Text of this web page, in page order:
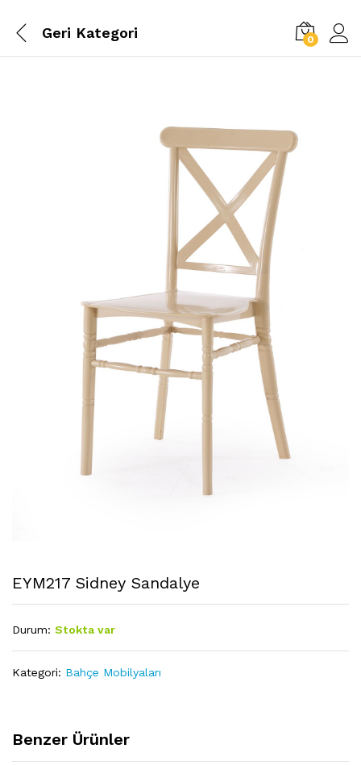
Geri Kategori 0
EYM217 Sidney Sandalye
Durum: Stokta var
Kategori: Bahçe Mobilyaları
Benzer Ürünler